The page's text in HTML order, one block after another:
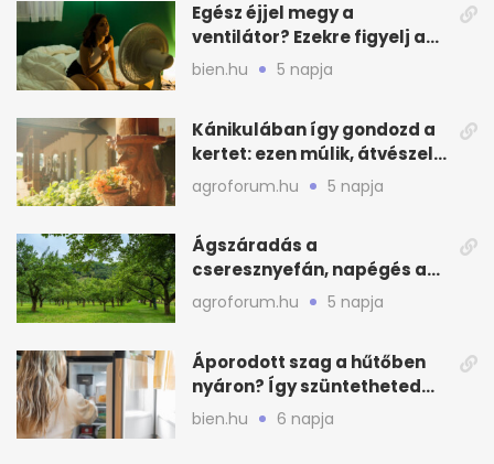
Egész éjjel megy a
ventilátor? Ezekre figyelj a
hőségben alvásnál
bien.hu 5 napja
Kánikulában így gondozd a
kertet: ezen múlik, átvészeli-
e a hőséget
agroforum.hu 5 napja
Ágszáradás a
cseresznyefán, napégés a
kajszin: mit tehetsz most?
agroforum.hu 5 napja
Áporodott szag a hűtőben
nyáron? Így szüntetheted
meg olcsón
bien.hu 6 napja